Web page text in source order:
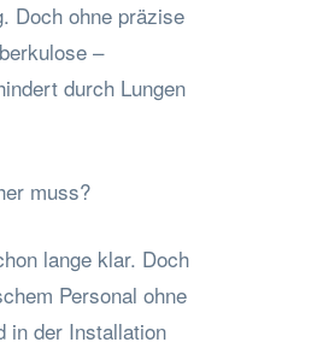
Doch ohne präzise
–
durch Lungen
muss?
lange klar. Doch
Personal ohne
in der Installation